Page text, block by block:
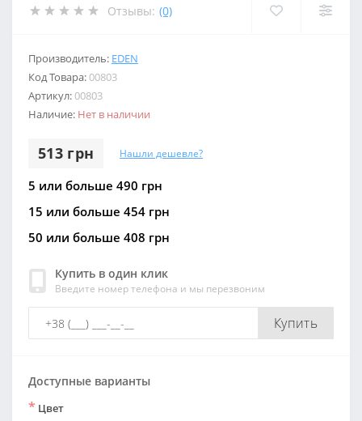
Отзывы: (0)
Производитель: EDEN
Код Товара:00803
Артикул:00803
Наличие: Нет в наличии
513 грн Нашли дешевле?
5 или больше 490 грн
15 или больше 454 грн
50 или больше 408 грн
Купить в один клик
Введите номер телефона и мы перезвоним
Купить
Доступные варианты
* Цвет